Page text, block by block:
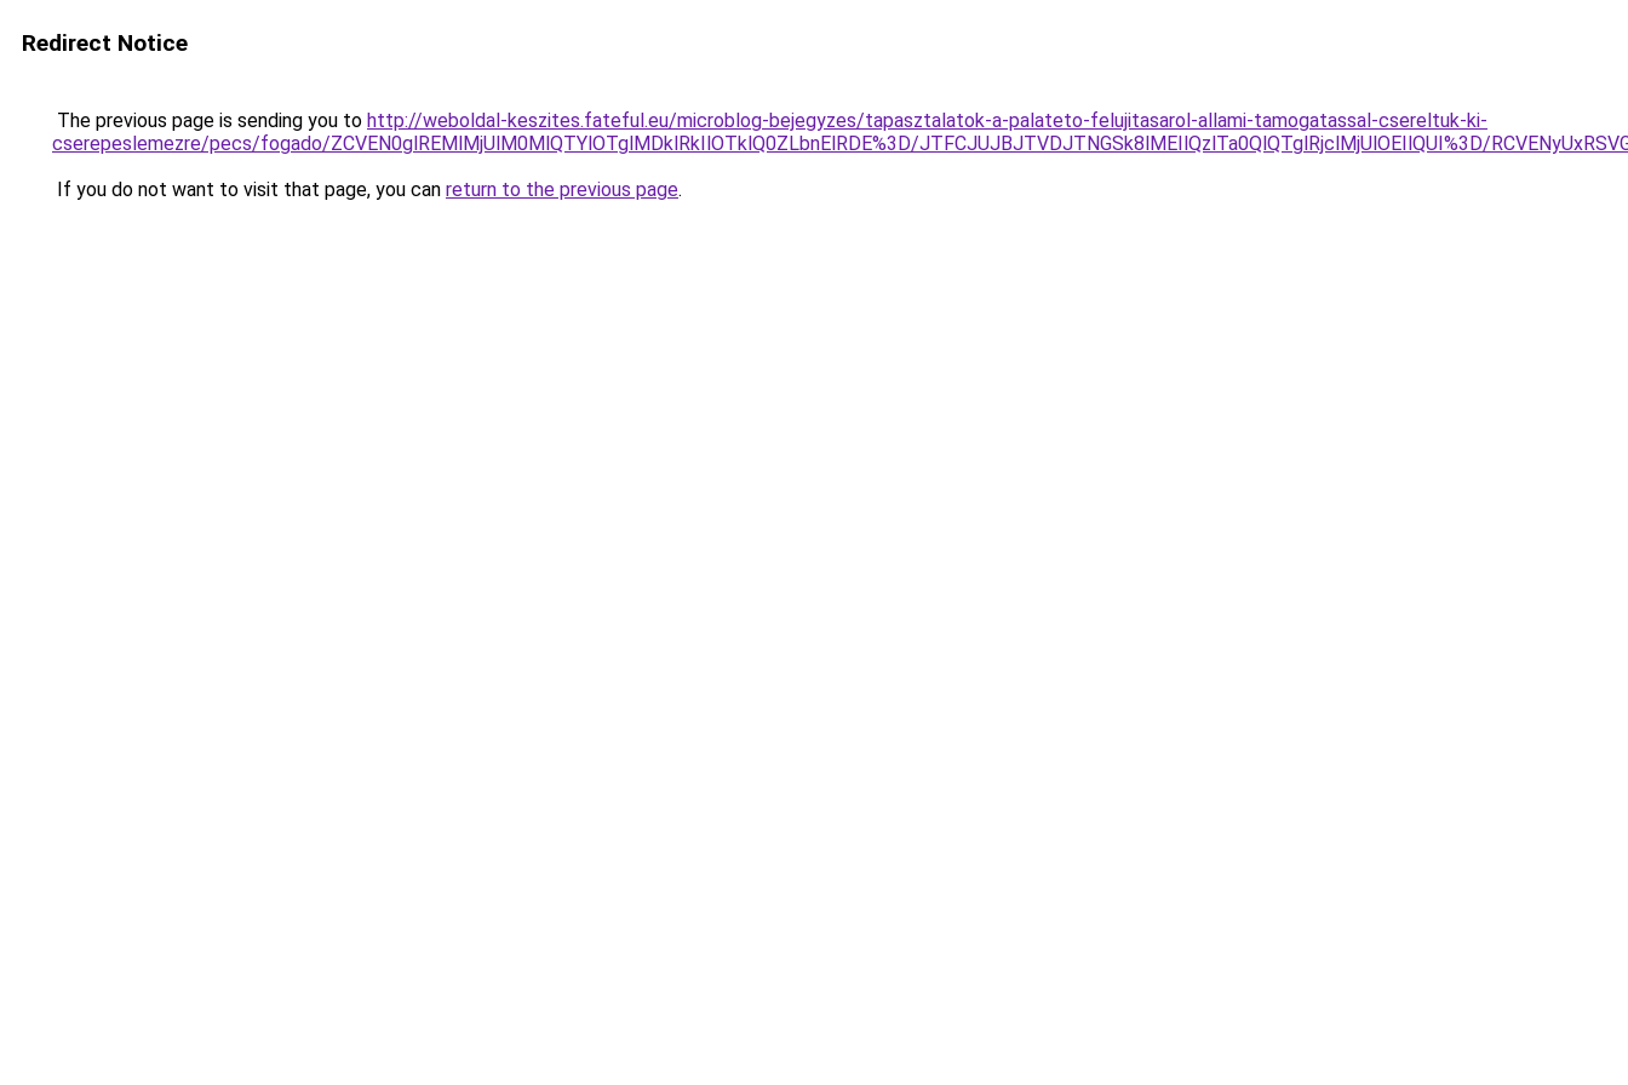
Redirect Notice
The previous page is sending you to http://weboldal-keszites.fateful.eu/microblog-bejegyzes/tapasztalatok-a-palateto-felujitasarol-allami-tamogatassal-csereltuk-ki-
cserepeslemezre/pecs/fogado/ZCVEN0glREMlMjUlM0MlQTYlOTglMDklRkIlOTklQ0ZLbnElRDE%3D/JTFCJUJBJTVDJTNGSk8lMEIlQzlTa0QlQTglRjclMjUlOEIlQUI%3D/
If you do not want to visit that page, you can return to the previous page.